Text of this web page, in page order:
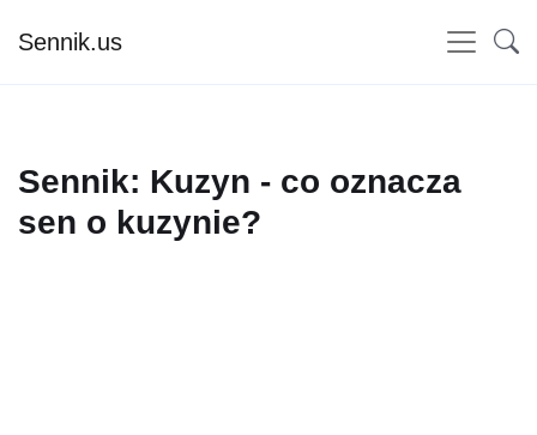
Sennik.us
Sennik: Kuzyn - co oznacza
sen o kuzynie?